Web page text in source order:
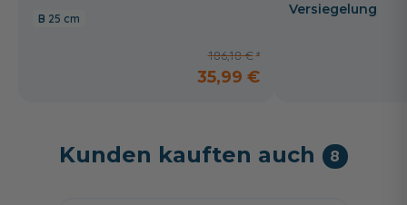
25 cm
186,18 €
35,99 €
Versiegelung
Kunden kauften auch 8